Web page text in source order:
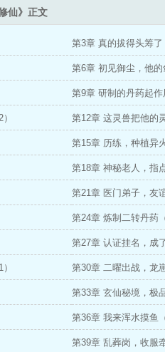
仙》正文
第3章 真的拔得头筹了
第6章 初见御尘，他的
第9章 研制的丹药起作
第12章 这灵兽把他的
第15章 历练，种植异
第18章 神秘老人，指
第21章 医门弟子，友
第24章 炼制二转丹药
第27章 认证挂名，成
第30章 二曜出战，龙
第33章 玄仙秘境，极
第36章 我来浑水摸鱼
第39章 乱葬岗，收服